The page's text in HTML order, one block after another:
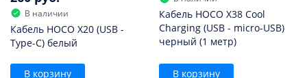
В наличии
Кабель HOCO X20 (USB -
Type-C) белый
В корзину
Кабель HOCO X38 Cool
Charging (USB - micro-USB)
черный (1 метр)
В корзину